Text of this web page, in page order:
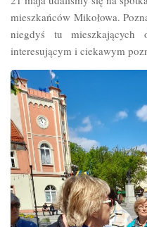
mieszkańców Mikołowa.
niegdyś tu mieszkających
interesującym i ciekawym